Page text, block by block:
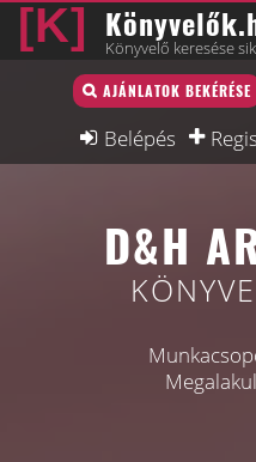
Könyvelő keresése
AJÁNLATOK BEKÉRÉSE
Belépés
Könyvelő lista
Könyvelési munkák
D&H